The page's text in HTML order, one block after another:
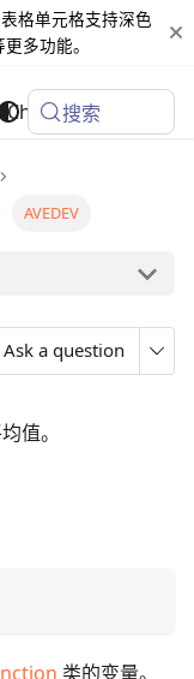
格单元格支持深色
多功能。
Changelog
搜索
AVEDEV
Ask a question
值。
类的变量。